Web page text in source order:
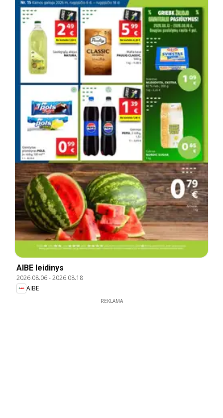
AIBE leidinys
2026.08.06-2026.08.18
AIBE
REKLAMA